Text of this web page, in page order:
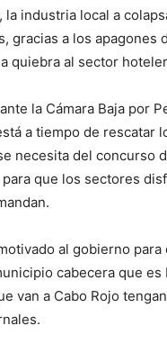
la industria local a
gracias a los apagones
quiebra al sector
la Cámara Baja por
a tiempo de rescatar
necesita del concurso
que los sectores
al gobierno para
cabecera que es
van a Cabo Rojo